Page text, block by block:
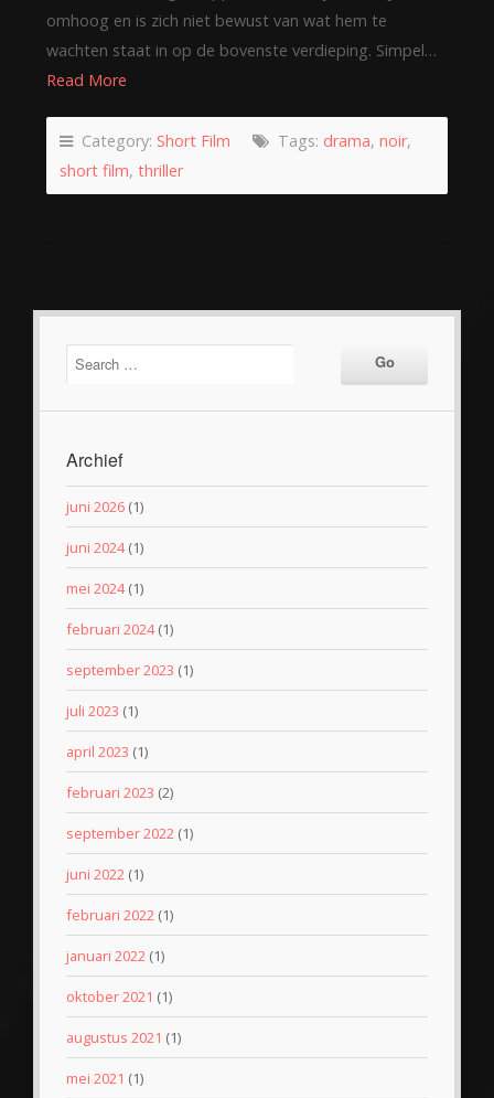
omhoog en is zich niet bewust van wat hem te
wachten staat in op de bovenste verdieping. Simpel…
Read More
Category: Short Film Tags: drama, noir,
short film, thriller
Archief
juni 2026 (1)
juni 2024(1)
mei 2024(1)
februari 2024(1)
september 2023 (1)
juli 2023 (1)
april 2023 (1)
februari 2023 (2)
september 2022 (1)
juni 2022 (1)
februari 2022 (1)
januari 2022 (1)
oktober 2021 (1)
augustus 2021 (1)
mei 2021 (1)